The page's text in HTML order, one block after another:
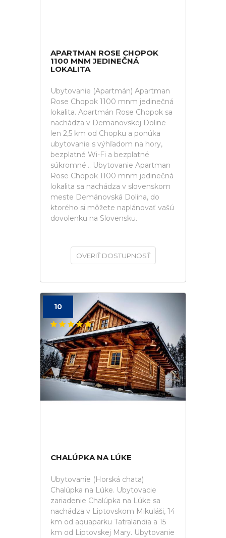
APARTMAN ROSE CHOPOK
1100 MNM JEDINEČNÁ
LOKALITA
Ubytovanie (Apartmán) Apartman
Rose Chopok 1100 mnm jedinečná
lokalita. Apartmán Rose Chopok sa
nachádza v Demänovskej Doline
len 2,5 km od Chopku a ponúka
ubytovanie s výhľadom na hory,
bezplatné Wi-Fi a bezplatné
súkromné... Ubytovanie Apartman
Rose Chopok 1100 mnm jedinečná
lokalita sa nachádza v slovenskom
meste Demänovská Dolina, do
ktorého si môžete naplánovať vašú
dovolenku na Slovensku.
OVERIŤ DOSTUPNOSŤ
10
CHALÚPKA NA LÚKE
Ubytovanie (Horská chata)
Chalúpka na Lúke. Ubytovacie
zariadenie Chalúpka na Lúke sa
nachádza v Liptovskom Mikuláši, 14
km od aquaparku Tatralandia a 15
km od Liptovskej Mary. Ubytovanie